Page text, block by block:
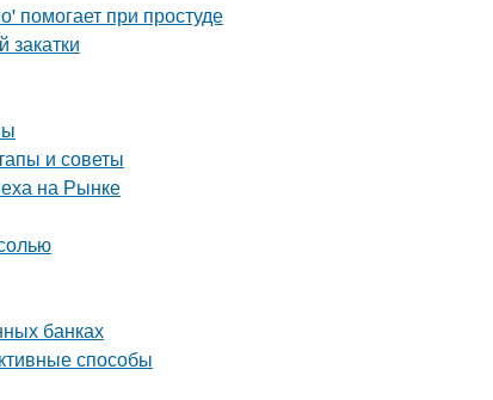
помогает при простуде
и советы
на Рынке
банках
способы